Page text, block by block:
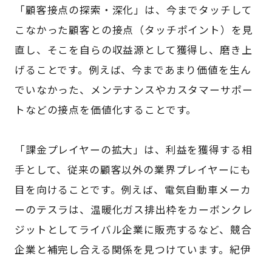
「顧客接点の探索・深化」は、今までタッチして
こなかった顧客との接点（タッチポイント）を見
直し、そこを自らの収益源として獲得し、磨き上
げることです。例えば、今まであまり価値を生ん
でいなかった、メンテナンスやカスタマーサポー
トなどの接点を価値化することです。
「課金プレイヤーの拡大」は、利益を獲得する相
手として、従来の顧客以外の業界プレイヤーにも
目を向けることです。例えば、電気自動車メーカ
ーのテスラは、温暖化ガス排出枠をカーボンクレ
ジットとしてライバル企業に販売するなど、競合
企業と補完し合える関係を見つけています。紀伊